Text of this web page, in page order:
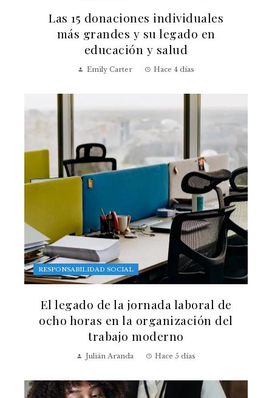
Las 15 donaciones individuales
más grandes y su legado en
educación y salud
Emily Carter Hace 4 días
RESPONSABILIDAD SOCIAL
El legado de la jornada laboral de
ocho horas en la organización del
trabajo moderno
Julián Aranda Hace 5 días